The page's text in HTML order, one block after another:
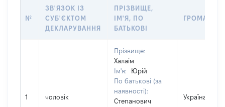
№
ЗВ'ЯЗОК ІЗ
СУБ'ЄКТОМ
ДЕКЛАРУВАННЯ
ПРІЗВИЩЕ,
ІМ'Я, ПО
БАТЬКОВІ
1 чоловік
Прізвище:
Халаім
Ім'я:
Юрій
По батькові (за
наявності):
Степанович
Україна